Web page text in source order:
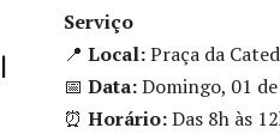
Serviço
📍 Local:Praça da
📅 Data:Domingo, 01
⏰ Horário:Das 8h às